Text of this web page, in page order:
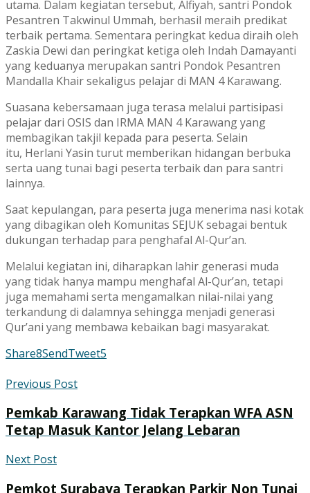
utama. Dalam kegiatan tersebut, Alfiyah, santri Pondok
Pesantren Takwinul Ummah, berhasil meraih predikat
terbaik pertama. Sementara peringkat kedua diraih oleh
Zaskia Dewi dan peringkat ketiga oleh Indah Damayanti
yang keduanya merupakan santri Pondok Pesantren
Mandalla Khairsekaligus pelajar di MAN 4 Karawang.
Suasana kebersamaan juga terasa melalui partisipasi
pelajar dari OSIS dan IRMA MAN 4 Karawang yang
membagikan takjil kepada para peserta. Selain
itu, Herlani Yasin turut memberikan hidangan berbuka
serta uang tunai bagi peserta terbaik dan para santri
lainnya.
Saat kepulangan, para peserta juga menerima nasi kotak
yang dibagikan oleh Komunitas SEJUKsebagai bentuk
dukungan terhadap para penghafal Al-Qur’an.
Melalui kegiatan ini, diharapkan lahir generasi muda
yang tidak hanya mampu menghafal Al-Qur’an, tetapi
juga memahami serta mengamalkan nilai-nilai yang
terkandung di dalamnya sehingga menjadi generasi
Qur’ani yang membawa kebaikan bagi masyarakat.
Share8SendTweet5
Previous Post
Pemkab Karawang Tidak Terapkan WFA ASN
Tetap Masuk Kantor Jelang Lebaran
Next Post
Pemkot Surabaya Terapkan Parkir Non Tunai